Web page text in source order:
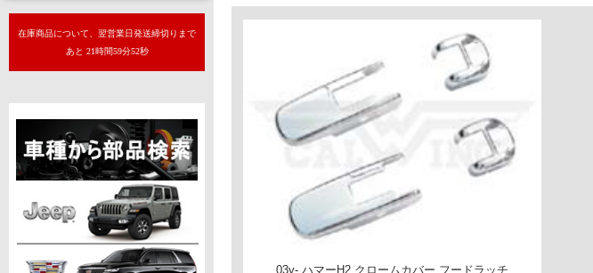
在庫商品について、翌営業日発送締切りまで
あと 21時間59分51秒
03y- ハマーH2 クロームカバー フードラッチ